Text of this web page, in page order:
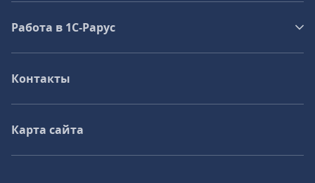
Работа в 1С‑Рарус
Контакты
Карта сайта